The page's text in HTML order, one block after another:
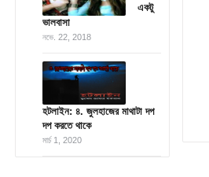
একটু
ভালবাসা
নভে. 22, 2018
হটলাইন: ৪. জুলহাজের মাথাটা দপ
দপ করতে থাকে
মার্চ 1, 2020